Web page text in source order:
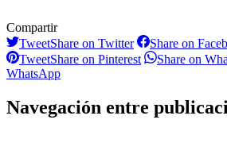
Compartir
TweetShare on Twitter Share on
TweetShare on Pinterest Share on
WhatsApp
Navegación entre